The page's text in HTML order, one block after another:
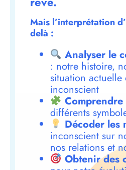
Mais l’interprétation
delà :
Analyser le
: notre histoire,
situation
inconscient
Comprendre
différents
Décoder les
inconscient sur
nos relations et
Obtenir des